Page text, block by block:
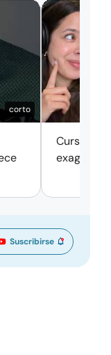
corto
Cursos
Suscribirse